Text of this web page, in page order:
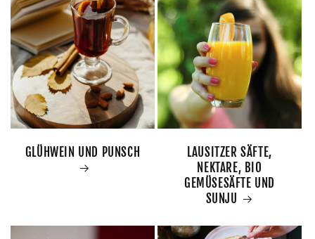
GLÜHWEIN UND PUNSCH
LAUSITZER SÄFTE,
NEKTARE, BIO
GEMÜSESÄFTE UND
SUNJU